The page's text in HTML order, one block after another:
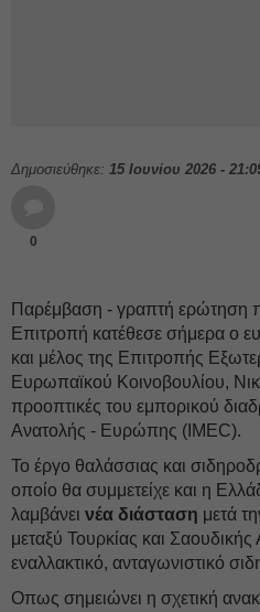
Δημοσιεύθηκε: 15 Ιουνίου 2026 -
0
Παρέμβαση - γραπτή ερώτηση
Επιτροπή κατέθεσε σήμερα ο
και μέλος της Επιτροπής
Ευρωπαϊκού Κοινοβουλίου,
προοπτικές του εμπορικού
Ανατολής - Ευρώπης (IMEC).
Το έργο θαλάσσιας και
οποίο θα συμμετείχε και η
λαμβάνει νέα διάσταση μετά
μεταξύ Τουρκίας και Σαουδικής
εναλλακτικό, ανταγωνιστικό
Οπως σημειώνει η σχετική